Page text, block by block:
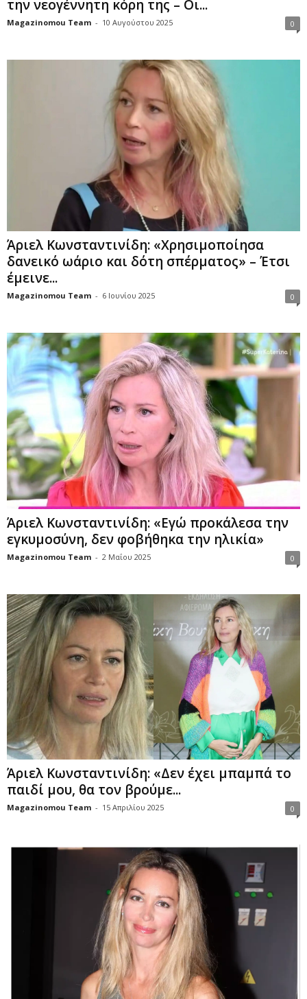
την νεογέννητη κόρη της – Οι...
Magazinomou Team - 10 Αυγούστου 2025 0
Άριελ Κωνσταντινίδη: «Χρησιμοποίησα
δανεικό ωάριο και δότη σπέρματος» – Έτσι
έμεινε...
Magazinomou Team - 6 Ιουνίου 2025 0
Άριελ Κωνσταντινίδη: «Εγώ προκάλεσα την
εγκυμοσύνη, δεν φοβήθηκα την ηλικία»
Magazinomou Team - 2 Μαΐου 2025 0
Άριελ Κωνσταντινίδη: «Δεν έχει μπαμπά το
παιδί μου, θα τον βρούμε...
Magazinomou Team - 15 Απριλίου 2025 0